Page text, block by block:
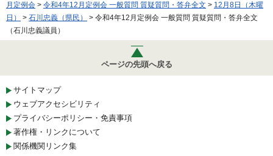
月定例会 > 令和4年12月定例会 一般質問 質疑質問・答弁全文 > 12月8日（木曜
日）
> 石川忠義（県民）
> 令和4年12月定例会 一般質問 質疑質問・答弁全文
（石川忠義議員）
ページの先頭へ戻る
サイトマップ
ウェブアクセシビリティ
プライバシーポリシー・免責事項
著作権・リンクについて
関係機関リンク集